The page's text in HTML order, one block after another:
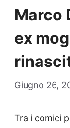
Marco
ex
Giugno 26,
Tra i comici